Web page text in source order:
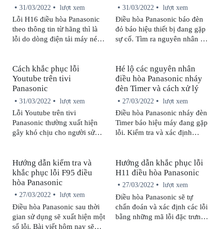
31/03/2022
lượt xem
Lỗi H16 điều hòa Panasonic
theo thông tin từ hãng thì là
lỗi do dòng điện tải máy nén
cách sửa chữa sẽ được bảo
hành Panasonic cập nhật
ngay sau đây.
31/03/2022
lượt xem
Điều hòa Panasonic báo đèn
đỏ báo hiệu thiết bị đang gặp
sự cố. Tìm ra nguyên nhân sẽ
Cách khắc phục lỗi
Youtube trên tivi
Panasonic
31/03/2022
lượt xem
Lỗi Youtube trên tivi
Panasonic thường xuất hiện
gây khó chịu cho người sử
quan tâm. Hãy cùng chúng
tôi tìm hiểu trong bài viết sau.
Hé lộ các nguyên nhân
điều hòa Panasonic nháy
đèn Timer và cách xử lý
27/03/2022
lượt xem
Điều hòa Panasonic nháy đèn
Timer báo hiệu máy đang gặp
lỗi. Kiểm tra và xác định
Hướng dẫn kiểm tra và
khắc phục lỗi F95 điều
hòa Panasonic
27/03/2022
lượt xem
Điều hòa Panasonic sau thời
gian sử dụng sẽ xuất hiện một
số lỗi. Bài viết hôm nay sẽ
Hướng dẫn khắc phục lỗi
H11 điều hòa Panasonic
27/03/2022
lượt xem
Điều hòa Panasonic sẽ tự
chẩn đoán và xác định các lỗi
bằng những mã lỗi đặc trưng.